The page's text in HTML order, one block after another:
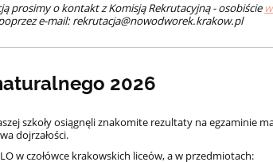
prosimy o kontakt z Komisją Rekrutacyjną - osobiście
e-mail: rekrutacja@nowodworek.krakow.pl
2026
szkoły osiągnęli znakomite rezultaty na egzaminie
dojrzałości.
w czołówce krakowskich liceów, a w przedmiotach: